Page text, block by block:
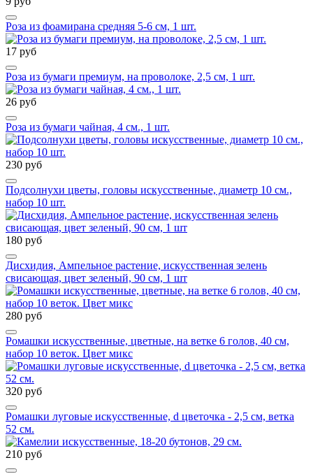
Роза из фоамирана средняя 5-6 см, 1 шт.
17 руб
Роза из бумаги премиум, на проволоке, 2,5 см, 1 шт.
26 руб
Роза из бумаги чайная, 4 см., 1 шт.
230 руб
Подсолнухи цветы, головы искусственные, диаметр 10 см.,
набор 10 шт.
180 руб
Дисхидия, Ампельное растение, искусственная зелень
свисающая, цвет зеленый, 90 см, 1 шт
280 руб
Ромашки искусственные, цветные, на ветке 6 голов, 40 см,
набор 10 веток. Цвет микс
320 руб
Ромашки луговые искусственные, d цветочка - 2,5 см, ветка
52 см.
210 руб